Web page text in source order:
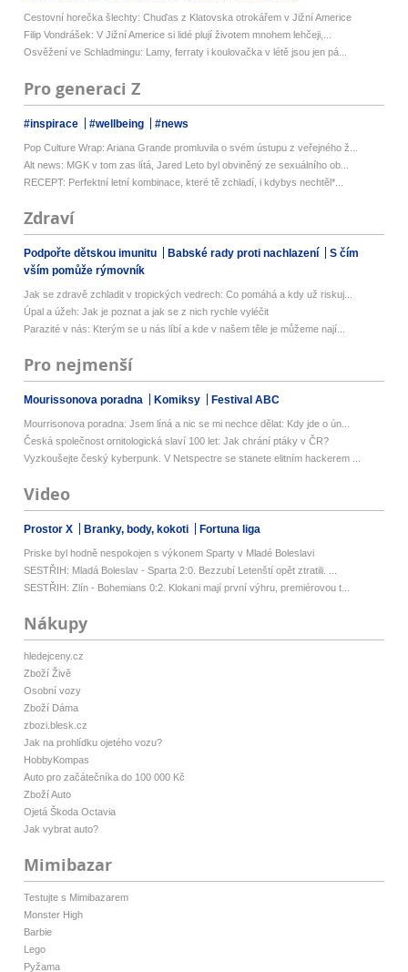
Cestovní horečka šlechty: Chuďas z Klatovska otrokářem v Jižní Americe
Filip Vondrášek: V Jižní Americe si lidé plují životem mnohem lehčeji,...
Osvěžení ve Schladmingu: Lamy, ferraty i koulovačka v létě jsou jen pá...
Pro generaci Z
#inspirace #wellbeing #news
Pop Culture Wrap: Ariana Grande promluvila o svém ústupu z veřejného ž...
Alt news: MGK v tom zas lítá, Jared Leto byl obviněný ze sexuálního ob...
RECEPT: Perfektní letní kombinace, které tě zchladí, i kdybys nechtěl*...
Zdraví
Podpořte dětskou imunitu Babské rady proti nachlazení
S čím
vším pomůže rýmovník
Jak se zdravě zchladit v tropických vedrech: Co pomáhá a kdy už riskuj...
Úpal a úžeh: Jak je poznat a jak se z nich rychle vyléčit
Parazité v nás: Kterým se u nás líbí a kde v našem těle je můžeme nají...
Pro nejmenší
Mourissonova poradna Komiksy Festival ABC
Mourrisonova poradna: Jsem líná a nic se mi nechce dělat: Kdy jde o ún...
Česká společnost ornitologická slaví 100 let: Jak chrání ptáky v ČR?
Vyzkoušejte český kyberpunk. V Netspectre se stanete elitním hackerem ...
Video
Prostor X Branky, body, kokoti Fortuna liga
Priske byl hodně nespokojen s výkonem Sparty v Mladé Boleslavi
SESTŘIH: Mladá Boleslav - Sparta 2:0. Bezzubí Letenští opět ztratili. ...
SESTŘIH: Zlín - Bohemians 0:2. Klokani mají první výhru, premiérovou t...
Nákupy
hledejceny.cz
Zboží Živě
Osobní vozy
Zboží Dáma
zbozi.blesk.cz
Jak na prohlídku ojetého vozu?
HobbyKompas
Auto pro začátečníka do 100 000 Kč
Zboží Auto
Ojetá Škoda Octavia
Jak vybrat auto?
Mimibazar
Testujte s Mimibazarem
Monster High
Barbie
Lego
Pyžama